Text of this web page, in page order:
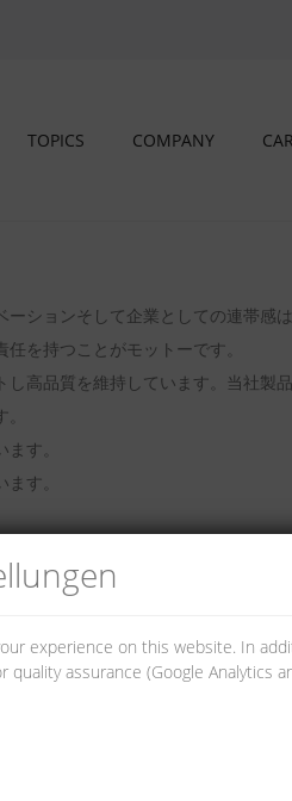
TOPICS COMPANY
ションそして企業としての連帯感
を持つことがモットーです。
高品質を維持しています。当社製
す。
す。
の通信
ケーブル等々
ザーフレンドリー思考の設計開
ブルソリューション
ォーマンスを実現するケーブ
。各クラスにおいて最高品質と
experience on this website. In
assurance (Google Analytics